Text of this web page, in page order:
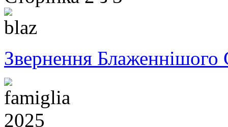
Звернення Блаженнішого